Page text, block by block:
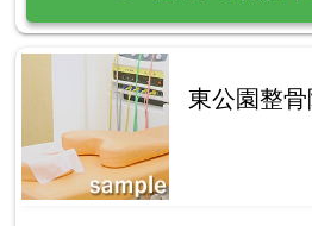
東公園整